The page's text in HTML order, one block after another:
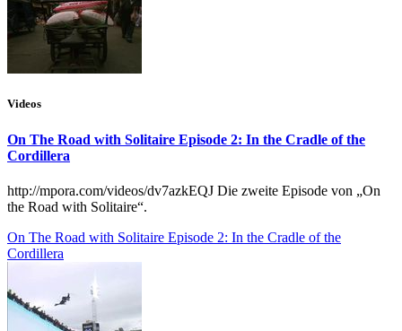
Videos
On The Road with Solitaire Episode 2: In the Cradle of the
Cordillera
http://mpora.com/videos/dv7azkEQJ Die zweite Episode von „On
the Road with Solitaire“.
On The Road with Solitaire Episode 2: In the Cradle of the
Cordillera